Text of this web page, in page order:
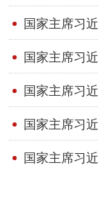
国家主席习
国家主席习
国家主席习
国家主席习
国家主席习